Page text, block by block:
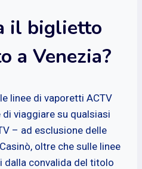
il biglietto
a Venezia?
linee di vaporetti ACTV
viaggiare su qualsiasi
– ad esclusione delle
oltre che sulle linee
dalla convalida del titolo